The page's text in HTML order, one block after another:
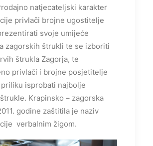
natjecateljski karakter
privlači brojne ugostitelje
svoje umijeće
zagorskih štrukli te se izboriti
štrukla Zagorja, te
privlači i brojne posjetitelje
isprobati najbolje
Krapinsko – zagorska
godine zaštitila je naziv
verbalnim žigom.